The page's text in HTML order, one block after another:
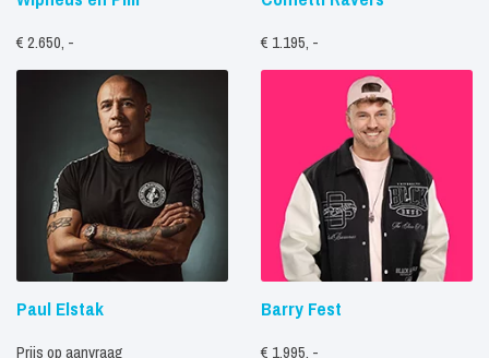
€ 2.650, - € 1.195, -
Paul Elstak
Prijs op aanvraag
Barry Fest
€ 1.995, -